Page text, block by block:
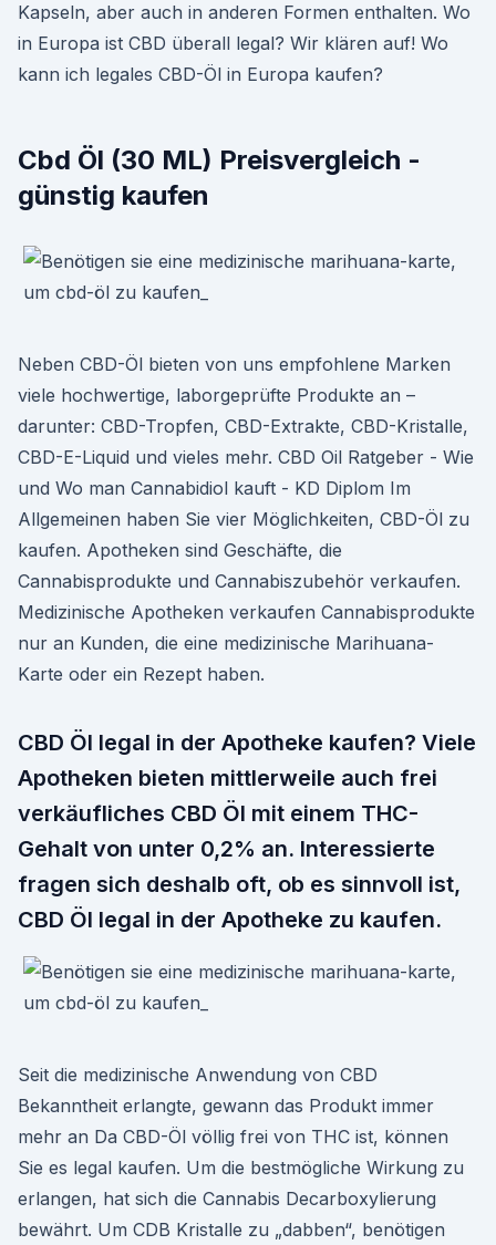
Kapseln, aber auch in anderen Formen enthalten. Wo
in Europa ist CBD überall legal? Wir klären auf! Wo
kann ich legales CBD-Öl in Europa kaufen?
Cbd Öl (30 ML) Preisvergleich -
günstig kaufen
Neben CBD-Öl bieten von uns empfohlene Marken
viele hochwertige, laborgeprüfte Produkte an –
darunter: CBD-Tropfen, CBD-Extrakte, CBD-Kristalle,
CBD-E-Liquid und vieles mehr. CBD Oil Ratgeber - Wie
und Wo man Cannabidiol kauft - KD Diplom Im
Allgemeinen haben Sie vier Möglichkeiten, CBD-Öl zu
kaufen. Apotheken sind Geschäfte, die
Cannabisprodukte und Cannabiszubehör verkaufen.
Medizinische Apotheken verkaufen Cannabisprodukte
nur an Kunden, die eine medizinische Marihuana-
Karte oder ein Rezept haben.
CBD Öl legal in der Apotheke kaufen? Viele
Apotheken bieten mittlerweile auch frei
verkäufliches CBD Öl mit einem THC-
Gehalt von unter 0,2% an. Interessierte
fragen sich deshalb oft, ob es sinnvoll ist,
CBD Öl legal in der Apotheke zu kaufen.
Seit die medizinische Anwendung von CBD
Bekanntheit erlangte, gewann das Produkt immer
mehr an Da CBD-Öl völlig frei von THC ist, können
Sie es legal kaufen. Um die bestmögliche Wirkung zu
erlangen, hat sich die Cannabis Decarboxylierung
bewährt. Um CDB Kristalle zu „dabben“, benötigen